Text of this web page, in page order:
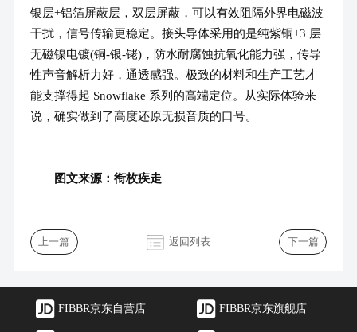
银层+铝箔屏蔽层，双层屏蔽，可以有效阻隔外界电磁波
干扰，信号传输更稳定。接头导体采用的是纯紫铜+3 层
无磁镍电镀(铜-银-铑)，防水耐腐蚀抗氧化能力强，传导
性声音解析力好，通透感强。极致的材料和生产工艺才
能支撑得起 Snowflake 系列的高端定位。从实际体验来
说，确实做到了高度还原无损音质的口号。
图文来源：衔枚疾走
上一篇 返回列表 下一篇
FIBBR京东自营店 FIBBR京东旗舰店